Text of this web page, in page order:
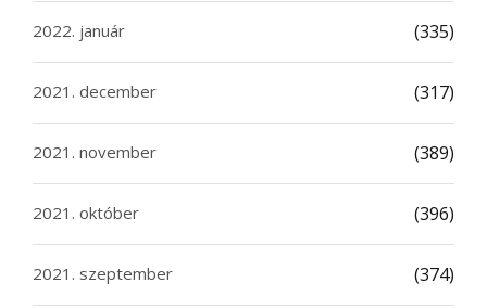
2022. január (335)
2021. december (317)
2021. november (389)
2021. október (396)
2021. szeptember (374)